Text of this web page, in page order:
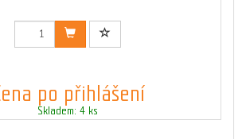
po přihlášení
Skladem: 4 ks